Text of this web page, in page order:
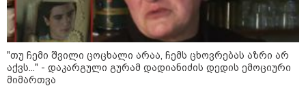
რა გახდა “სამგორის” მეტროში
სტუდენტის გარდაცვალების
მიზეზი - ცნობილია ექსპერტიზის
პასუხი
"თუ ჩემი შვილი ცოცხალი არაა, ჩემს ცხოვრებას აზრი არ
აქვს..." - დაკარგული გურამ დადიანიძის დედის ემოციური
მიმართვა